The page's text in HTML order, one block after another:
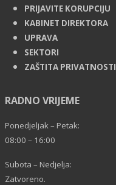
PRIJAVITE KORUPCIJU
KABINET DIREKTORA
UPRAVA
SEKTORI
ZAŠTITA PRIVATNOSTI
RADNO VRIJEME
Ponedjeljak – Petak:
08:00 – 16:00
Subota – Nedjelja:
Zatvoreno.